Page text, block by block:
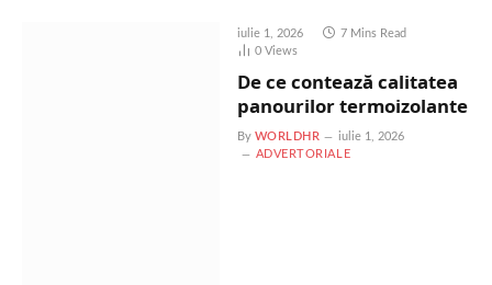
iulie 1, 2026
7 Mins Read
0 Views
De ce contează calitatea
panourilor termoizolante
By WORLDHR
iulie 1, 2026
ADVERTORIALE